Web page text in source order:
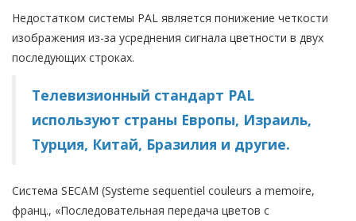
Недостатком системы PAL является понижение четкости
изображения из-за усреднения сигнала цветности в двух
последующих строках.
Телевизионный стандарт PAL
используют страны Европы, Израиль,
Турция, Китай, Бразилия и другие.
Система SECAM (Systeme sequentiel couleurs a memoire,
франц., «Последовательная передача цветов с